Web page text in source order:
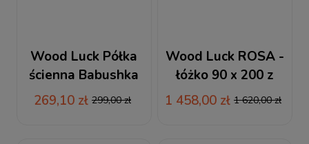
Wood Luck Półka
ścienna Babushka
oliwka
269,10 zł 299,00 zł
Wood Luck ROSA -
łóżko 90 x 200 z
szufladą róż
1 458,00 zł 1 620,00 zł